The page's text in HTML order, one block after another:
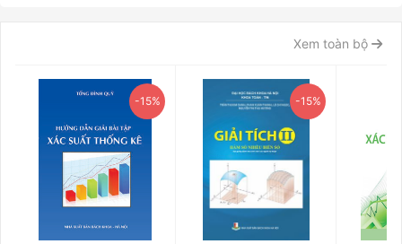
Xem toàn bộ
-15% -15%